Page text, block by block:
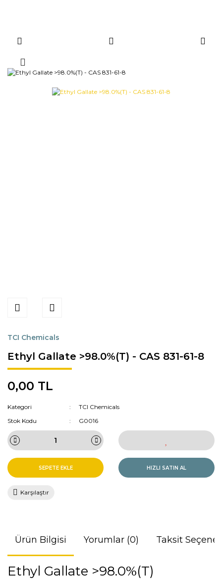
TCI Chemicals
Ethyl Gallate >98.0%(T) - CAS 831-61-8
0,00 TL
Kategori
TCI Chemicals
Stok Kodu
G0016
SEPETE EKLE HIZLI SATIN AL
Karşılaştır
Ürün Bilgisi Yorumlar (0) Taksit
Ethyl Gallate >98.0%(T)